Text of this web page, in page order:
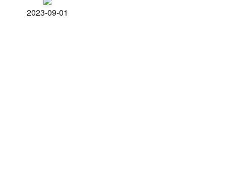
2023-09-01